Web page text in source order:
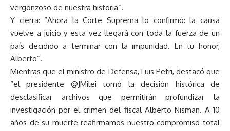
vergonzoso de nuestra historia”.
Y cierra: “Ahora la Corte Suprema lo confirmó: la causa
vuelve a juicio y esta vez llegará con toda la fuerza de un
país decidido a terminar con la impunidad. En tu honor,
Alberto”.
Mientras que el ministro de Defensa, Luis Petri, destacó que
“el presidente @JMilei tomó la decisión histórica de
desclasificar archivos que permitirán profundizar la
investigación por el crimen del fiscal Alberto Nisman. A 10
años de su muerte reafirmamos nuestro compromiso total